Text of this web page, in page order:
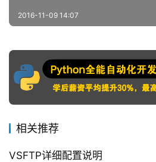
2016-11-09 14:07
相关推荐
VSFTP详细配置说明